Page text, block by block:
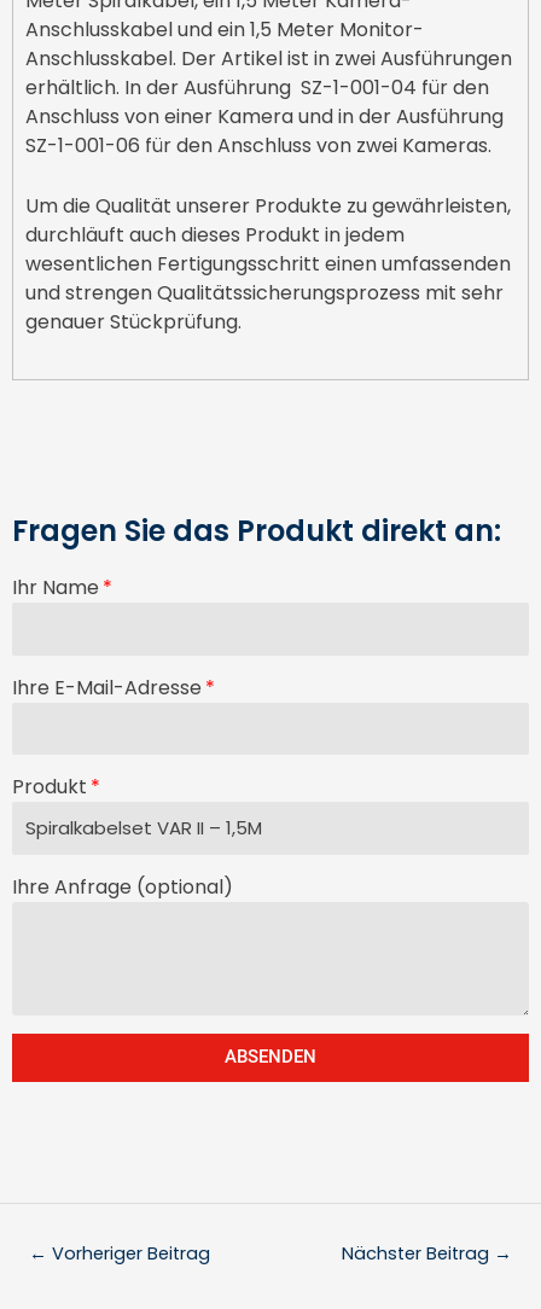
Anschlusskabel und ein 1,5 Meter Monitor-
Anschlusskabel. Der Artikel ist in zwei Ausführungen
erhältlich. In der Ausführung SZ-1-001-04 für den
Anschluss von einer Kamera und in der Ausführung
SZ-1-001-06 für den Anschluss von zwei Kameras.
Um die Qualität unserer Produkte zu gewährleisten,
durchläuft auch dieses Produkt in jedem
wesentlichen Fertigungsschritt einen umfassenden
und strengen Qualitätssicherungsprozess mit sehr
genauer Stückprüfung.
Fragen Sie das Produkt direkt an:
Ihr Name
Ihre E-Mail-Adresse
Produkt
Ihre Anfrage (optional)
ABSENDEN
← Vorheriger Beitrag Nächster Beitrag →